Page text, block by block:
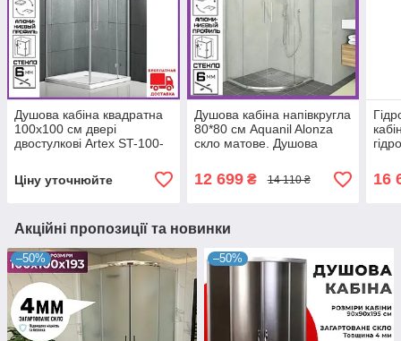
Душова кабіна квадратна
100х100 см двері
двостулкові Artex ST-100-
Ціну уточнюйте
Душова кабіна напівкругла
80*80 см Aquanil Alonza
скло матове. Душова
12 699₴ 14 110 ₴ 16
Акційні пропозиції та новинки
–50% –50%